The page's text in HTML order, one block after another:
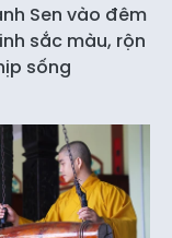
Sen vào đêm
sắc màu, rộn
sống